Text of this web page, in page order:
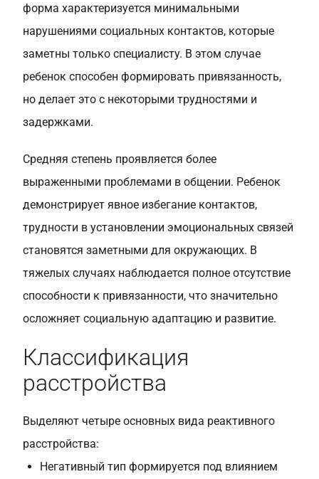
форма характеризуется минимальными
нарушениями социальных контактов, которые
заметны только специалисту. В этом случае
ребенок способен формировать привязанность,
но делает это с некоторыми трудностями и
задержками.
Средняя степень проявляется более
выраженными проблемами в общении. Ребенок
демонстрирует явное избегание контактов,
трудности в установлении эмоциональных связей
становятся заметными для окружающих. В
тяжелых случаях наблюдается полное отсутствие
способности к привязанности, что значительно
осложняет социальную адаптацию и развитие.
Классификация
расстройства
Выделяют четыре основных вида реактивного
расстройства:
Негативный тип формируется под влиянием